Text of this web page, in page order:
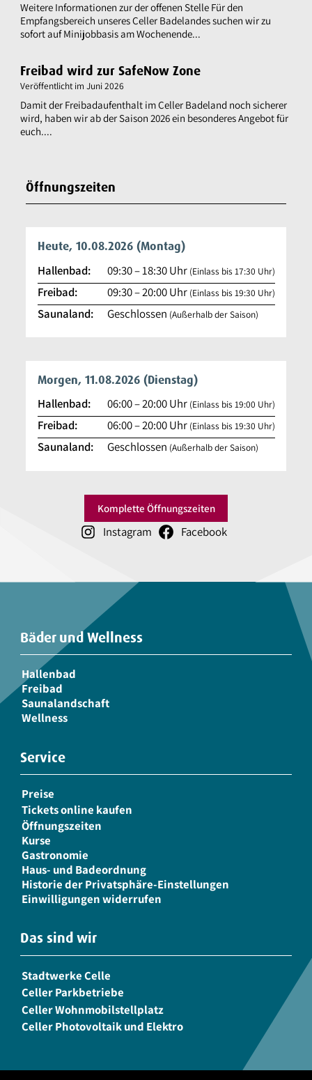
Weitere Informationen zur der offenen Stelle Für den
Empfangsbereich unseres Celler Badelandes suchen wir zu
sofort auf Minijobbasis am Wochenende...
Freibad wird zur SafeNow Zone
Veröffentlicht imJuni 2026
Damit der Freibadaufenthalt im Celler Badeland noch sicherer
wird, haben wir ab der Saison 2026 ein besonderes Angebot für
euch....
Öffnungszeiten
Heute, 10.08.2026 (Montag)
Hallenbad: 09:30–18:30Uhr (Einlass bis 17:30 Uhr)
Freibad: 09:30–20:00Uhr (Einlass bis 19:30 Uhr)
Saunaland: Geschlossen (Außerhalb der Saison)
Morgen, 11.08.2026 (Dienstag)
Hallenbad: 06:00–20:00Uhr (Einlass bis 19:00 Uhr)
Freibad: 06:00–20:00Uhr (Einlass bis 19:30 Uhr)
Saunaland: Geschlossen (Außerhalb der Saison)
Komplette Öffnungszeiten
Instagram Facebook
Bäder und Wellness
Hallenbad
Freibad
Saunalandschaft
Wellness
Service
Preise
Tickets online kaufen
Öffnungszeiten
Kurse
Gastronomie
Haus- und Badeordnung
Historie der Privatsphäre-Einstellungen
Einwilligungen widerrufen
Das sind wir
Stadtwerke Celle
Celler Parkbetriebe
Celler Wohnmobilstellplatz
Celler Photovoltaik und Elektro